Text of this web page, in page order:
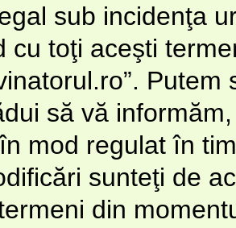
sub incidenţa
cu toţi aceşti
să vă
mod regulat în
sunteţi de
din